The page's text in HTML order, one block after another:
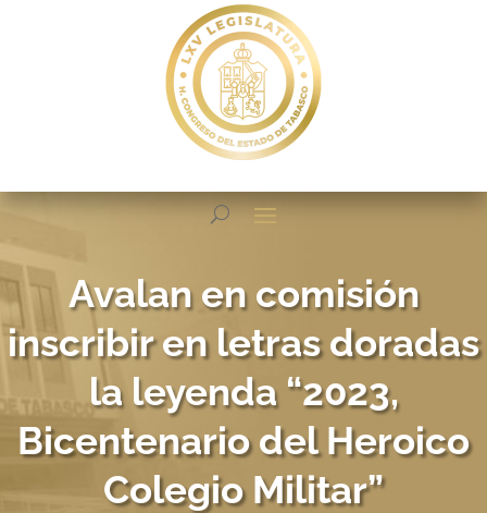
Avalan en comisión
inscribir en letras doradas
la leyenda “2023,
Bicentenario del Heroico
Colegio Militar”